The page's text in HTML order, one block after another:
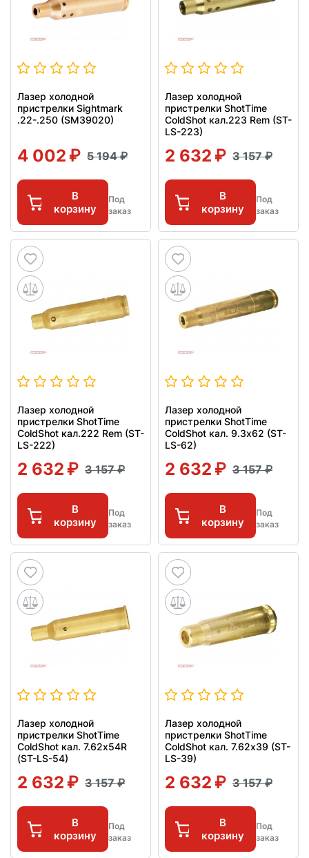
Лазер холодной
пристрелки Sightmark
.22-.250 (SM39020)
4 002 5 194
В
корзину
Под
заказ
Лазер холодной
пристрелки ShotTime
ColdShot кал.223 Rem (ST-
LS-223)
2 632 3 157
В
корзину
Под
заказ
Лазер холодной
пристрелки ShotTime
ColdShot кал.222 Rem (ST-
LS-222)
2 632 3 157
В
корзину
Под
заказ
Лазер холодной
пристрелки ShotTime
ColdShot кал. 9.3x62 (ST-
LS-62)
2 632 3 157
В
корзину
Под
заказ
Лазер холодной
пристрелки ShotTime
ColdShot кал. 7.62x54R
(ST-LS-54)
2 632 3 157
В
корзину
Под
заказ
Лазер холодной
пристрелки ShotTime
ColdShot кал. 7.62x39 (ST-
LS-39)
2 632 3 157
В
корзину
Под
заказ